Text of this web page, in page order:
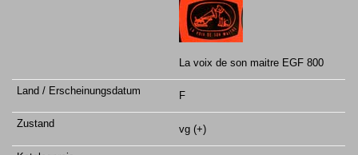
La voix de son maitre EGF 800
F
vg (+)